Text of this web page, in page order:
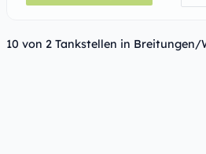
10 von 2 Tankstellen in Breitungen/